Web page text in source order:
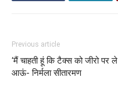
Previous article
‘मैं चाहती हूं कि टैक्स को जीरो पर ले
आऊं- निर्मला सीतारमण